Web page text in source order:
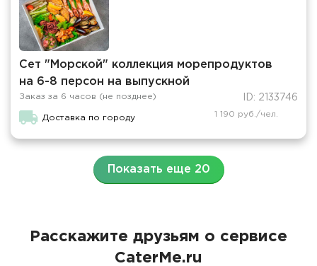
Сет "Морской" коллекция морепродуктов
на 6-8 персон на выпускной
Заказ за 6 часов (не позднее) ID: 2133746
Доставка по городу 1 190 руб./чел.
Показать еще 20
Расскажите друзьям о сервисе
CaterMe.ru